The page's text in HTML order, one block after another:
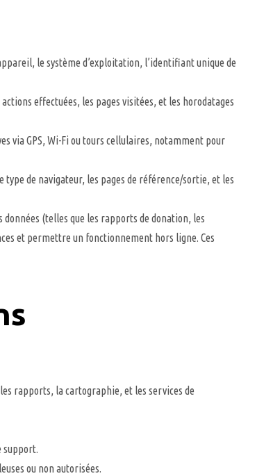
le système d’exploitation, l’identifiant unique de
effectuées, les pages visitées, et les horodatages
via GPS, Wi-Fi ou tours cellulaires, notamment pour
de navigateur, les pages de référence/sortie, et les
(telles que les rapports de donation, les
et permettre un fonctionnement hors ligne. Ces
rapports, la cartographie, et les services de
support.
ou non autorisées.